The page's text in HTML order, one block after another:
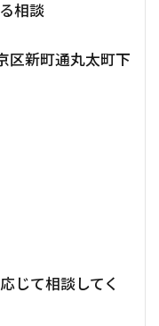
相談
区新町通丸太町下
じて相談してく